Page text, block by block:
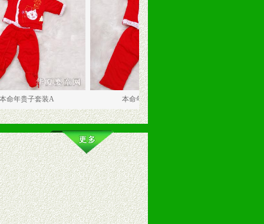
套装A 本命年贵子套装B